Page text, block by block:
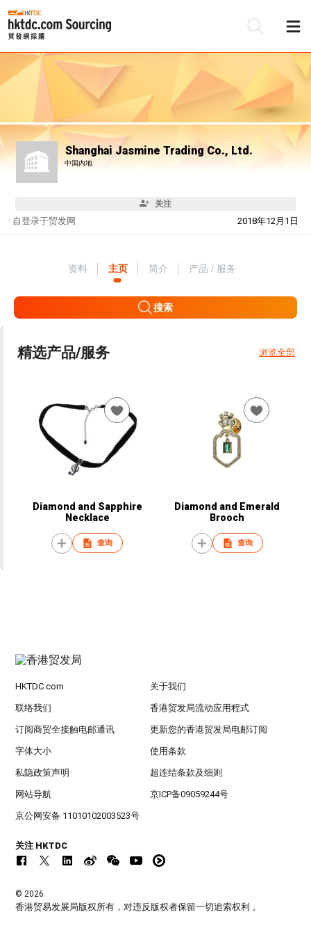
Shanghai Jasmine Trading Co., Ltd.
中国内地
关注
自 2018年12月1日
登录于贸发网
资料 主页 简介 产品 / 服务
搜索
精选产品/服务 浏览全部
Diamond and Sapphire
Necklace
查询
Diamond and Emerald
Brooch
查询
HKTDC.com 关于我们
联络我们 香港贸发局流动应用程式
订阅商贸全接触电邮通讯 更新您的香港贸发局电邮订阅
字体大小 使用条款
私隐政策声明 超连结条款及细则
网站导航 京ICP备09059244号
京公网安备 11010102003523号
关注 HKTDC
© 2026
香港贸易发展局版权所有，对违反版权者保留一切追索权利 。